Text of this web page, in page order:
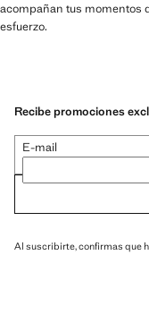
acompañan tus momentos
esfuerzo.
Recibe promociones
E-mail
Al suscribirte, confirmas que